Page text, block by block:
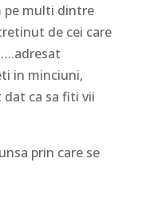
pe multi dintre
de cei care
in minciuni,
ca sa fiti vii
prin care se